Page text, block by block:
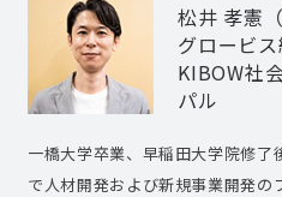
松井 孝憲
グロービ
KIBOW社
パル
一橋大学卒業、早稲田大学院修了
で人材開発および新規事業開発の